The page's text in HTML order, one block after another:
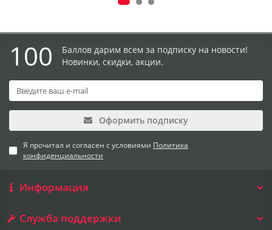
100
Баллов дарим всем за подписку на новости!
Новинки, скидки, акции.
Оформить подписку
Я прочитал и согласен с условиями Политика
конфиденциальности
Информация
Служба поддержки